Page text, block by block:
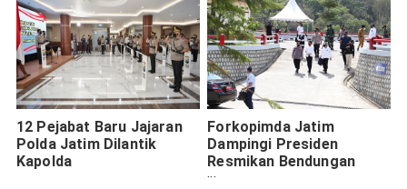
12 Pejabat Baru Jajaran
Polda Jatim Dilantik
Kapolda
Forkopimda Jatim
Dampingi Presiden
Resmikan Bendungan
Bendo Ponorogo